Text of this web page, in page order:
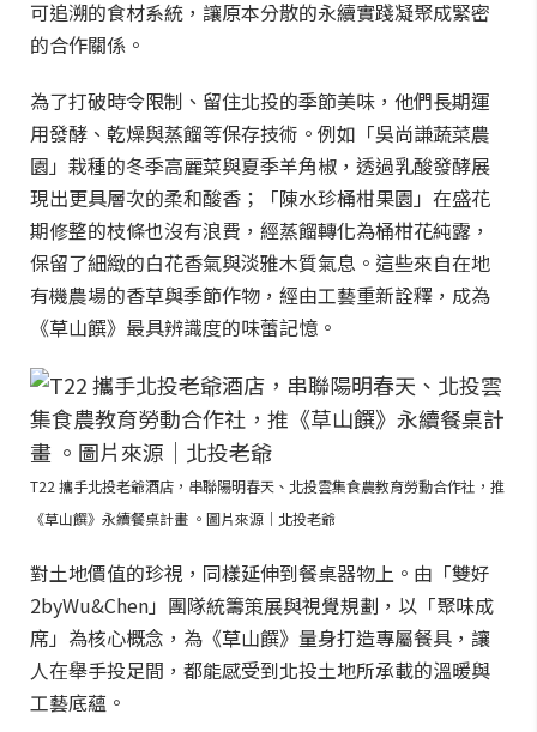
可追溯的食材系統，讓原本分散的永續實踐凝聚成緊密
的合作關係。
為了打破時令限制、留住北投的季節美味，他們長期運
用發酵、乾燥與蒸餾等保存技術。例如「吳尚謙蔬菜農
園」栽種的冬季高麗菜與夏季羊角椒，透過乳酸發酵展
現出更具層次的柔和酸香；「陳水珍桶柑果園」在盛花
期修整的枝條也沒有浪費，經蒸餾轉化為桶柑花純露，
保留了細緻的白花香氣與淡雅木質氣息。這些來自在地
有機農場的香草與季節作物，經由工藝重新詮釋，成為
《草山饌》最具辨識度的味蕾記憶。
T22 攜手北投老爺酒店，串聯陽明春天、北投雲集食農教育勞動合作社，推
《草山饌》永續餐桌計畫 。圖片來源｜北投老爺
對土地價值的珍視，同樣延伸到餐桌器物上。由「雙好
2byWu&Chen」團隊統籌策展與視覺規劃，以「聚味成
席」為核心概念，為《草山饌》量身打造專屬餐具，讓
人在舉手投足間，都能感受到北投土地所承載的溫暖與
工藝底蘊。